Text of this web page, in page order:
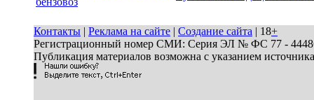
Контакты | Реклама на сайте | Создание сайта | 18+
Регистрационный номер СМИ: Серия ЭЛ № ФС 77 - 44486
Публикация материалов возможна с указанием